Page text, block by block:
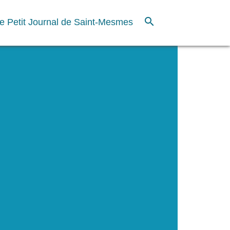
Petit Journal de Saint-Mesmes search